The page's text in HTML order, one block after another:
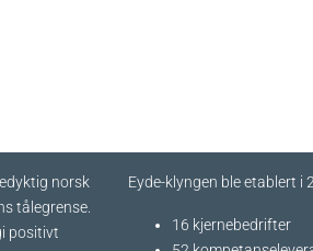
norsk
tålegrense.
positivt
Eyde-klyngen ble etablert i
16 kjernebedrifter​